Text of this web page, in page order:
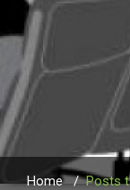
Home/Posts